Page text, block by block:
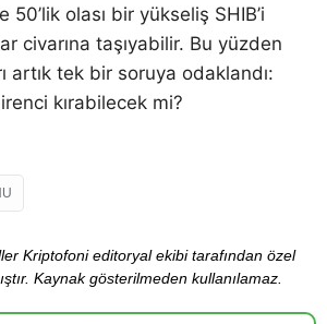
50’lik olası bir yükseliş SHIB’i
civarına taşıyabilir. Bu yüzden
artık tek bir soruya odaklandı:
kırabilecek mi?
Kriptofoni editoryal ekibi tarafından özel
Kaynak gösterilmeden kullanılamaz.